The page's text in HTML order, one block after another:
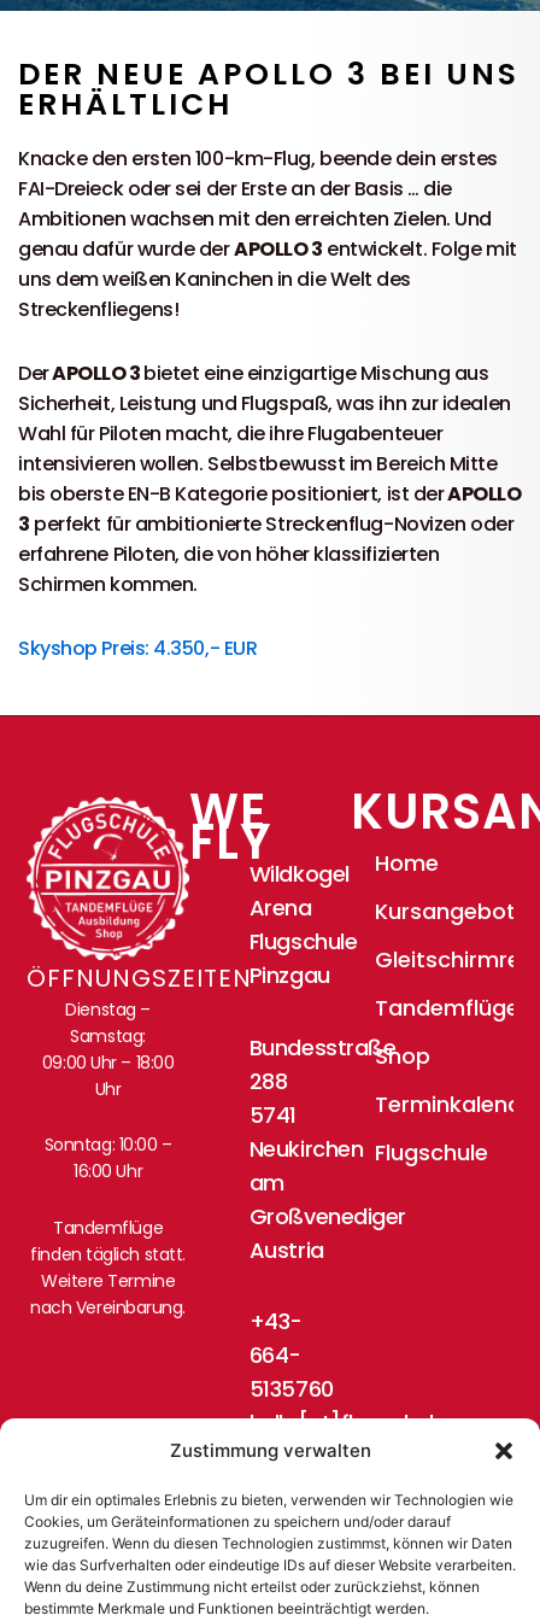
Zustimmung verwalten
Um dir ein optimales Erlebnis zu bieten, verwenden wir Technologien wie
Cookies, um Geräteinformationen zu speichern und/oder darauf
zuzugreifen. Wenn du diesen Technologien zustimmst, können wir Daten
wie das Surfverhalten oder eindeutige IDs auf dieser Website verarbeiten.
Wenn du deine Zustimmung nicht erteilst oder zurückziehst, können
bestimmte Merkmale und Funktionen beeinträchtigt werden.
DER NEUE APOLLO 3 BEI UNS
ERHÄLTLICH
Knacke den ersten 100-km-Flug, beende dein erstes
FAI-Dreieck oder sei der Erste an der Basis … die
Ambitionen wachsen mit den erreichten Zielen. Und
genau dafür wurde derAPOLLO 3 entwickelt. Folge mit
uns dem weißen Kaninchen in die Welt des
Streckenfliegens!
DerAPOLLO 3bietet eine einzigartige Mischung aus
Sicherheit, Leistung und Flugspaß, was ihn zur idealen
Wahl für Piloten macht, die ihre Flugabenteuer
intensivieren wollen. Selbstbewusst im Bereich Mitte
bis oberste EN-B Kategorie positioniert, ist derAPOLLO
3 perfekt für ambitionierte Streckenflug-Novizen oder
erfahrene Piloten, die von höher klassifizierten
Schirmen kommen.
Skyshop Preis: 4.350,- EUR
ÖFFNUNGSZEITEN
Dienstag –
Samstag:
09:00 Uhr – 18:00
Uhr
Sonntag: 10:00 –
16:00 Uhr
Tandemflüge
finden täglich statt.
Weitere Termine
nach Vereinbarung.
WE
FLYWildkogel
Arena
Flugschule
Pinzgau
Bundesstraße
288
5741
Neukirchen
am
Großvenediger
Austria
+43-
664-
5135760
hello[at]flugschule-
pinzgau.at
Home
Kursangebote
Tandemflüge
Shop
Flugschule